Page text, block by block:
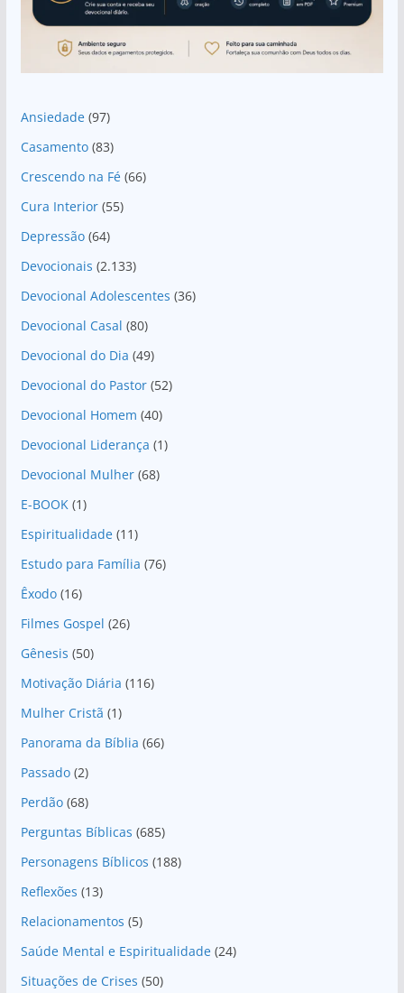
Ansiedade(97)
Casamento(83)
Crescendo na Fé(66)
Cura Interior(55)
Depressão(64)
Devocionais (2.133)
Devocional Adolescentes (36)
Devocional Casal (80)
Devocional do Dia (49)
Devocional do Pastor(52)
Devocional Homem (40)
Devocional Liderança (1)
Devocional Mulher(68)
E-BOOK (1)
Espiritualidade(11)
Estudo para Família (76)
Êxodo(16)
Filmes Gospel (26)
Gênesis (50)
Motivação Diária (116)
Mulher Cristã (1)
Panorama da Bíblia (66)
Passado(2)
Perdão(68)
Perguntas Bíblicas (685)
Personagens Bíblicos (188)
Reflexões (13)
Relacionamentos (5)
Saúde Mental e Espiritualidade(24)
Situações de Crises (50)